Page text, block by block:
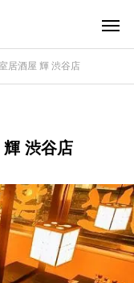
居酒屋 輝 渋谷店
渋谷店